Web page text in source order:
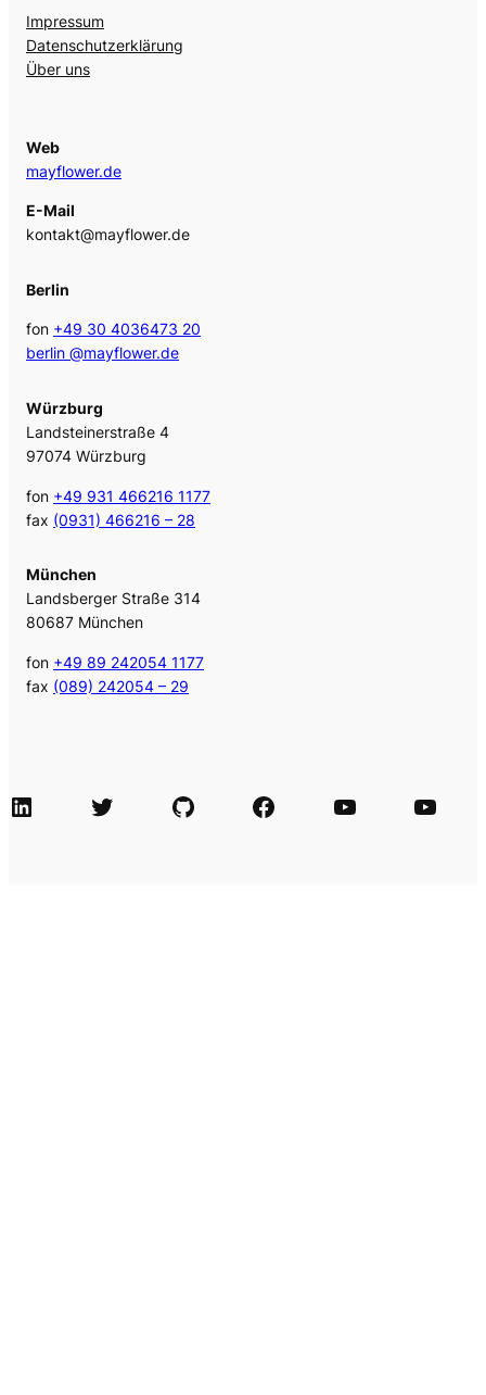
Impressum
Datenschutzerklärung
Über uns
Web
mayflower.de
E-Mail
kontakt@mayflower.de
Berlin
fon +49 30 4036473 20
berlin @mayflower.de
Würzburg
Landsteinerstraße 4
97074 Würzburg
fon +49 931 466216 1177
fax (0931) 466216 – 28
München
Landsberger Straße 314
80687 München
fon +49 89 242054 1177
fax (089) 242054 – 29
LinkedIn Twitter GitHub Facebook Agile Videos Tech-Videos